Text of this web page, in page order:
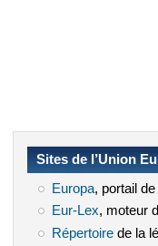
Sites de l’Union
Europa(le lien est
, portail
Eur-Lex(le lien est
, moteur
Répertoire(le lien
de la